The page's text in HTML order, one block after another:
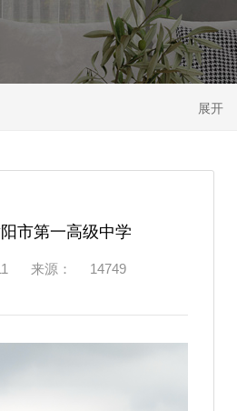
展开
市第一高级中学
来源： 14749